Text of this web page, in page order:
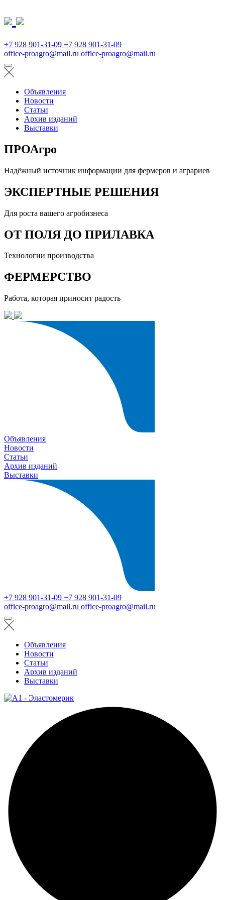
+7 928 901-31-09 +7 928 901-31-09
office-proagro@mail.ru office-proagro@mail.ru
Объявления
Новости
Статьи
Архив изданий
Выставки
ПРОАгро
Надёжный источник информации для фермеров и аграриев
ЭКСПЕРТНЫЕ РЕШЕНИЯ
Для роста вашего агробизнеса
ОТ ПОЛЯ ДО ПРИЛАВКА
Технологии производства
ФЕРМЕРСТВО
Работа, которая приносит радость
Объявления
Новости
Статьи
Архив изданий
Выставки
+7 928 901-31-09 +7 928 901-31-09
office-proagro@mail.ru office-proagro@mail.ru
Объявления
Новости
Статьи
Архив изданий
Выставки